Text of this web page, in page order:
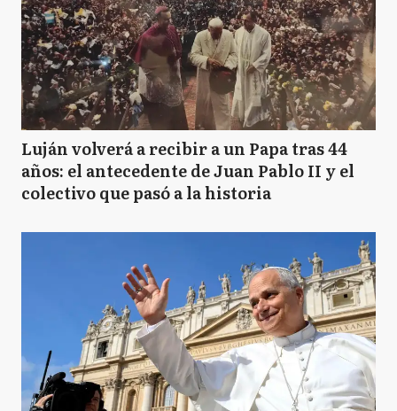
Luján volverá a recibir a un Papa tras 44
años: el antecedente de Juan Pablo II y el
colectivo que pasó a la historia